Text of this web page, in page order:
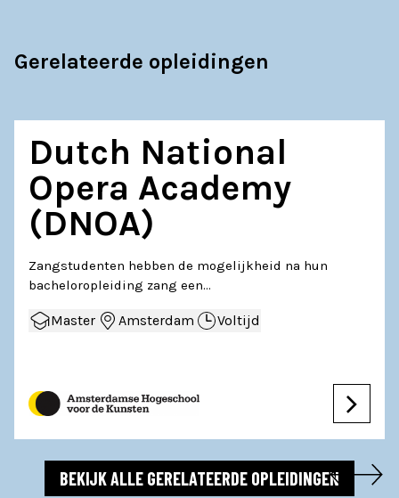
Gerelateerde opleidingen
Dutch National
Opera Academy
(DNOA)
Zangstudenten hebben de mogelijkheid na hun
bacheloropleiding zang een…
Master Amsterdam Voltijd
BEKIJK ALLE GERELATEERDE OPLEIDINGEN